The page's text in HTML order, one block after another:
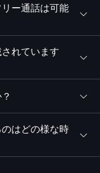
ー通話は可能
れています
はどの様な時